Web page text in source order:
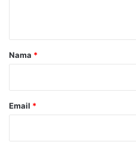
rNama *
Email *